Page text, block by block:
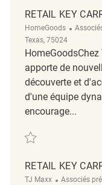
RETAIL KEY
HomeGoods
Texas, 75024
apporte de
découverte et
d'une équipe
encourage...
Sauvegarder Retail
RETAIL KEY
TJ Maxx Catégorie
Associés